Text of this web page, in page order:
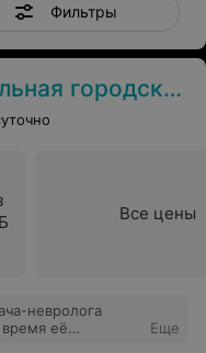
Фильтры
больница
Все цены
невролога
её
Еще